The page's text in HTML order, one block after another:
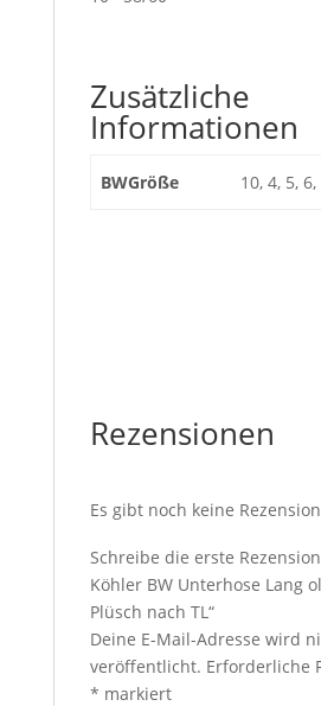
Zusätzliche
Informationen
BWGröße 10, 4, 5,
Rezensionen
Es gibt noch keine
Schreibe die erste
Köhler BW Unterhose Lang
Plüsch nach TL“
Deine E-Mail-Adresse wird
veröffentlicht. Erforderliche
* markiert